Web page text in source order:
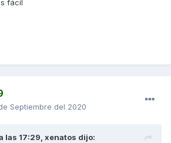
fácil
Septiembre del 2020
las 17:29, xenatos dijo: